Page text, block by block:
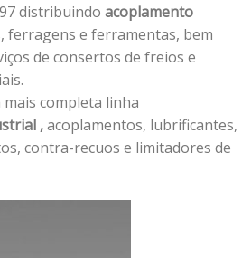
distribuindo acoplamento
ferragens e ferramentas, bem
de consertos de freios e
completa linha
,acoplamentos, lubrificantes,
contra-recuos e limitadores de